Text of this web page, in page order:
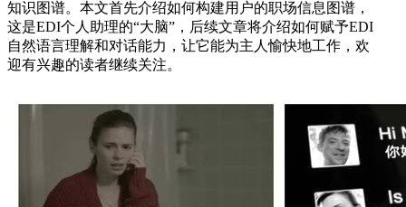
知识图谱。本文首先介绍如何构建用户的职场信息图谱，
这是EDI个人助理的“大脑”，后续文章将介绍如何赋予EDI
自然语言理解和对话能力，让它能为主人愉快地工作，欢
迎有兴趣的读者继续关注。